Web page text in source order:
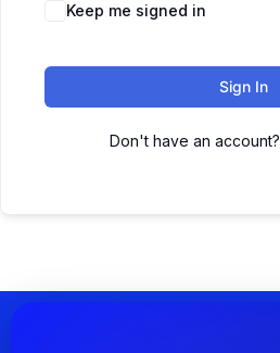
Keep me signed in
Sign In
Don't have an account?